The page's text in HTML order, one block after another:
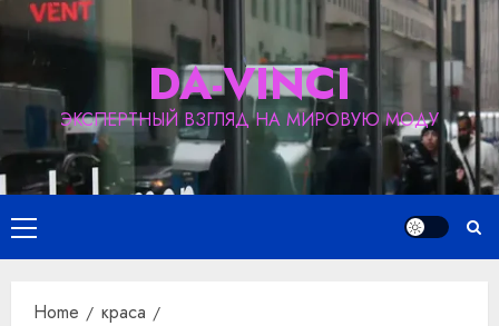
Skip
content
DA-VINCI
ЭКСПЕРТНЫЙ ВЗГЛЯД НА МИРОВУЮ МОДУ
Primary
Menu
Home
краса